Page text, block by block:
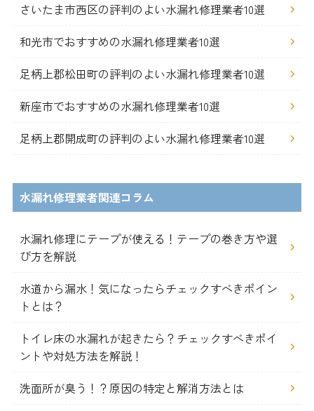
さいたま市西区の評判のよい水漏れ修理業者10選
和光市でおすすめの水漏れ修理業者10選
足柄上郡松田町の評判のよい水漏れ修理業者10選
新座市でおすすめの水漏れ修理業者10選
足柄上郡開成町の評判のよい水漏れ修理業者10選
水漏れ修理業者関連コラム
水漏れ修理にテープが使える！テープの巻き方や選
び方を解説
水道から漏水！気になったらチェックすべきポイン
トとは？
トイレ床の水漏れが起きたら？チェックすべきポイ
ントや対処方法を解説！
洗面所が臭う！？原因の特定と解消方法とは